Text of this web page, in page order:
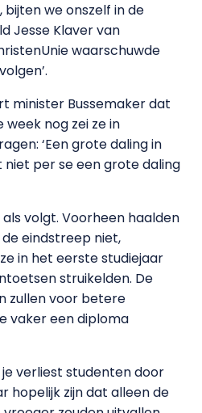
bijten we onszelf in de
Jesse Klaver van
waarschuwde
minister Bussemaker dat
nog zei ze in
‘Een grote daling in
per se een grote daling
volgt. Voorheen haalden
eindstreep niet,
in het eerste studiejaar
struikelden. De
zullen voor betere
vaker een diploma
verliest studenten door
hopelijk zijn dat alleen de